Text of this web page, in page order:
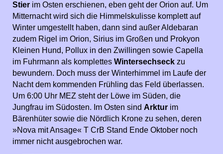
Stier im Osten erschienen, eben geht der Orion auf. Um
Mitternacht wird sich die Himmelskulisse komplett auf
Winter umgestellt haben, dann sind außer Aldebaran
zudem Rigel im Orion, Sirius im Großen und Prokyon
Kleinen Hund, Pollux in den Zwillingen sowie Capella
im Fuhrmann als komplettes Wintersechseck zu
bewundern. Doch muss der Winterhimmel im Laufe der
Nacht dem kommenden Frühling das Feld überlassen.
Um 6:00 Uhr MEZ steht der Löwe im Süden, die
Jungfrau im Südosten. Im Osten sind Arktur im
Bärenhüter sowie die Nördlich Krone zu sehen, deren
»Nova mit Ansage« T CrB Stand Ende Oktober noch
immer nicht ausgebrochen war.